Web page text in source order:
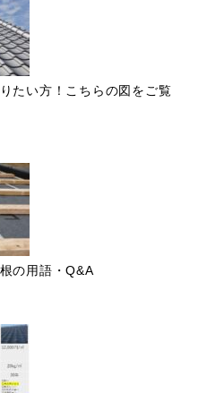
たい方！こちらの図をご覧
の用語・Q&A